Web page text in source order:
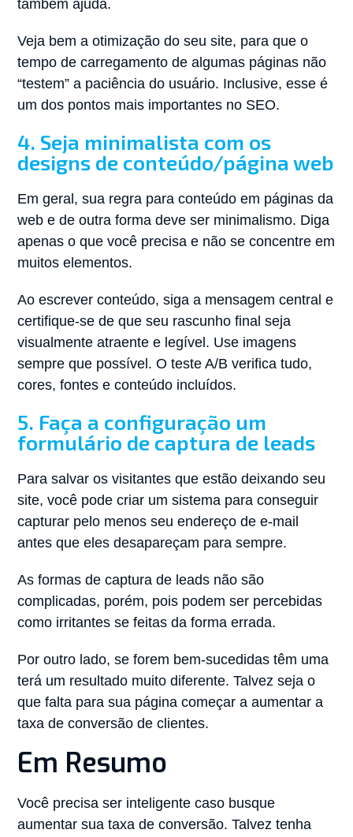
também ajuda.
Veja bem a otimização do seu site, para que o
tempo de carregamento de algumas páginas não
“testem” a paciência do usuário. Inclusive, esse é
um dos pontos mais importantes no SEO.
4. Seja minimalista com os
designs de conteúdo/página web
Em geral, sua regra para conteúdo em páginas da
web e de outra forma deve ser minimalismo. Diga
apenas o que você precisa e não se concentre em
muitos elementos.
Ao escrever conteúdo, siga a mensagem central e
certifique-se de que seu rascunho final seja
visualmente atraente e legível. Use imagens
sempre que possível. O teste A/B verifica tudo,
cores, fontes e conteúdo incluídos.
5. Faça a configuração um
formulário de captura de leads
Para salvar os visitantes que estão deixando seu
site, você pode criar um sistema para conseguir
capturar pelo menos seu endereço de e-mail
antes que eles desapareçam para sempre.
As formas de captura de leads não são
complicadas, porém, pois podem ser percebidas
como irritantes se feitas da forma errada.
Por outro lado, se forem bem-sucedidas têm uma
terá um resultado muito diferente. Talvez seja o
que falta para sua página começar a aumentar a
taxa de conversão de clientes.
Em Resumo
Você precisa ser inteligente caso busque
aumentar sua taxa de conversão. Talvez tenha